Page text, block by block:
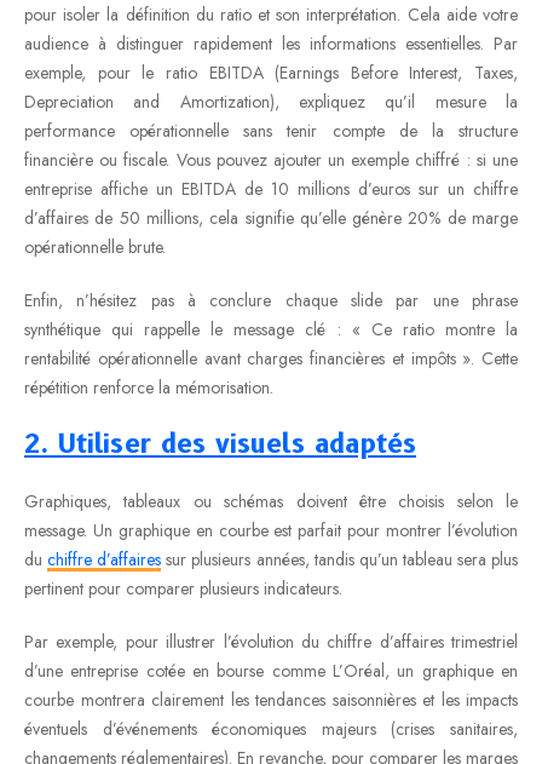
pour isoler la définition du ratio et son interprétation. Cela aide votre
audience à distinguer rapidement les informations essentielles. Par
exemple, pour le ratio EBITDA (Earnings Before Interest, Taxes,
Depreciation and Amortization), expliquez qu’il mesure la
performance opérationnelle sans tenir compte de la structure
financière ou fiscale. Vous pouvez ajouter un exemple chiffré : si une
entreprise affiche un EBITDA de 10 millions d’euros sur un chiffre
d’affaires de 50 millions, cela signifie qu’elle génère 20% de marge
opérationnelle brute.
Enfin, n’hésitez pas à conclure chaque slide par une phrase
synthétique qui rappelle le message clé : « Ce ratio montre la
rentabilité opérationnelle avant charges financières et impôts ». Cette
répétition renforce la mémorisation.
2. Utiliser des visuels adaptés
Graphiques, tableaux ou schémas doivent être choisis selon le
message. Un graphique en courbe est parfait pour montrer l’évolution
duchiffre d’affaires sur plusieurs années, tandis qu’un tableau sera plus
pertinent pour comparer plusieurs indicateurs.
Par exemple, pour illustrer l’évolution du chiffre d’affaires trimestriel
d’une entreprise cotée en bourse comme L’Oréal, un graphique en
courbe montrera clairement les tendances saisonnières et les impacts
éventuels d’événements économiques majeurs (crises sanitaires,
changements réglementaires). En revanche, pour comparer les marges